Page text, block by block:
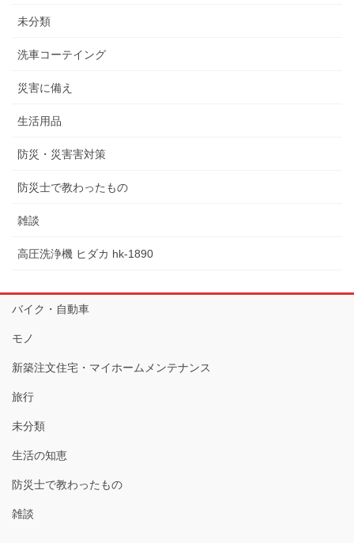
未分類
洗車コーテイング
災害に備え
生活用品
防災・災害害対策
防災士で教わったもの
雑談
高圧洗浄機 ヒダカ hk-1890
バイク・自動車
モノ
新築注文住宅・マイホームメンテナンス
旅行
未分類
生活の知恵
防災士で教わったもの
雑談